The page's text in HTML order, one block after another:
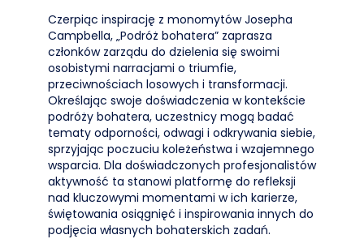
Czerpiąc inspirację z monomytów Josepha
Campbella, „Podróż bohatera” zaprasza
członków zarządu do dzielenia się swoimi
osobistymi narracjami o triumfie,
przeciwnościach losowych i transformacji.
Określając swoje doświadczenia w kontekście
podróży bohatera, uczestnicy mogą badać
tematy odporności, odwagi i odkrywania siebie,
sprzyjając poczuciu koleżeństwa i wzajemnego
wsparcia. Dla doświadczonych profesjonalistów
aktywność ta stanowi platformę do refleksji
nad kluczowymi momentami w ich karierze,
świętowania osiągnięć i inspirowania innych do
podjęcia własnych bohaterskich zadań.